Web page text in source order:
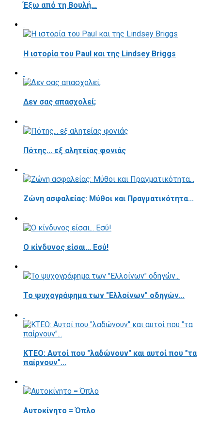
Έξω από τη Βουλή...
Η ιστορία του Paul και της Lindsey Briggs
Δεν σας απασχολεί;
Πότης... εξ αλητείας φονιάς
Ζώνη ασφαλείας: Μύθοι και Πραγματικότητα...
Ο κίνδυνος είσαι... Εσύ!
Το ψυχογράφημα των "Ελλοίνων" οδηγών...
ΚΤΕΟ: Αυτοί που "λαδώνουν" και αυτοί που "τα
παίρνουν"...
Αυτοκίνητο = Όπλο